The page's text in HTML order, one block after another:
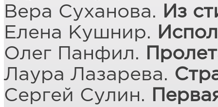
Вера Суханова.
Из
Елена Кушнир.
Олег Панфил.
Лаура Лазарева.
Сергей Сулин.